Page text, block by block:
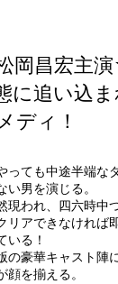
岡昌宏主
に追い込
ディ！
っても中途半端な
い男を演じる。
現われ、四六時中
リアできなければ
いる！
の豪華キャスト陣
顔を揃える。